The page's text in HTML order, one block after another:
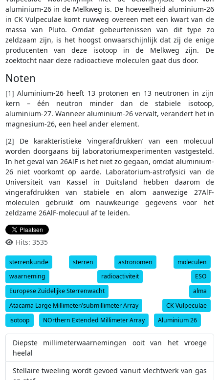
aluminium-26 in de Melkweg is. De hoeveelheid aluminium-26
in CK Vulpeculae komt ruwweg overeen met een kwart van de
massa van Pluto. Omdat gebeurtenissen van dit type zo
zeldzaam zijn, is het hoogst onwaarschijnlijk dat zij de enige
producenten van deze isotoop in de Melkweg zijn. De
zoektocht naar deze radioactieve moleculen gaat dus door.
Noten
[1] Aluminium-26 heeft 13 protonen en 13 neutronen in zijn
kern – één neutron minder dan de stabiele isotoop,
aluminium-27. Wanneer aluminium-26 vervalt, verandert het in
magnesium-26, een heel ander element.
[2] De karakteristieke ‘vingerafdrukken’ van een molecuul
worden doorgaans bij laboratoriumexperimenten vastgesteld.
In het geval van 26AlF is het niet zo gegaan, omdat aluminium-
26 niet voorkomt op aarde. Laboratorium-astrofysici van de
Universiteit van Kassel in Duitsland hebben daarom de
vingerafdrukken van stabiele en alom aanwezige 27AlF-
moleculen gebruikt om nauwkeurige gegevens voor het
zeldzame 26AlF-molecuul af te leiden.
Hits: 3535
sterrenkunde sterren astronomen
moleculen
waarneming
radioactiviteit
ESO
Europese Zuidelijke Sterrenwacht
alma
Atacama Large Millimeter/submillimeter Array
CK Vulpeculae
isotoop
NOrthern Extended Millimeter Array Aluminium 26
Diepste millimeterwaarnemingen ooit van het vroege
heelal
Stellaire tweeling wordt gevoed vanuit vlechtwerk van gas